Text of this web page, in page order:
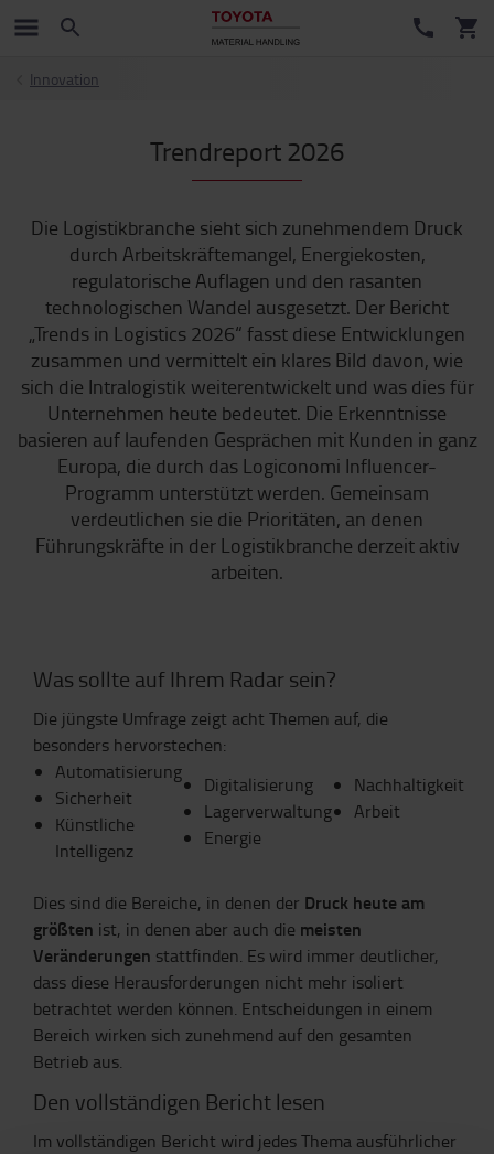
Innovation
Trendreport 2026
Die Logistikbranche sieht sich zunehmendem Druck
durch Arbeitskräftemangel, Energiekosten,
regulatorische Auflagen und den rasanten
technologischen Wandel ausgesetzt. Der Bericht
„Trends in Logistics 2026“ fasst diese Entwicklungen
zusammen und vermittelt ein klares Bild davon, wie
sich die Intralogistik weiterentwickelt und was dies für
Unternehmen heute bedeutet. Die Erkenntnisse
basieren auf laufenden Gesprächen mit Kunden in ganz
Europa, die durch das Logiconomi Influencer-
Programm unterstützt werden. Gemeinsam
verdeutlichen sie die Prioritäten, an denen
Führungskräfte in der Logistikbranche derzeit aktiv
arbeiten.
Was sollte auf Ihrem Radar sein?
Die jüngste Umfrage zeigt acht Themen auf, die
besonders hervorstechen:
Automatisierung
Sicherheit
Künstliche
Intelligenz
Digitalisierung
Lagerverwaltung
Energie
Nachhaltigkeit
Arbeit
Dies sind die Bereiche, in denen der Druck heute am
größten ist, in denen aber auch die meisten
Veränderungen stattfinden. Es wird immer deutlicher,
dass diese Herausforderungen nicht mehr isoliert
betrachtet werden können. Entscheidungen in einem
Bereich wirken sich zunehmend auf den gesamten
Betrieb aus.
Den vollständigen Bericht lesen
Im vollständigen Bericht wird jedes Thema ausführlicher